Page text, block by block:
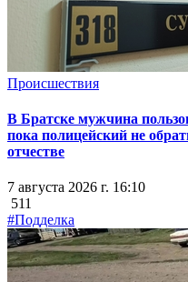
Происшествия
В Братске мужчина
пока полицейский не
отчестве
7 августа 2026 г. 16:10
511
#Подделка